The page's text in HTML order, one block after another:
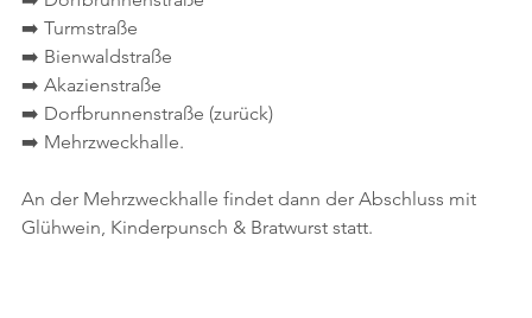
➡️ Turmstraße
➡️ Bienwaldstraße
➡️ Akazienstraße
➡️ Dorfbrunnenstraße (zurück)
➡️ Mehrzweckhalle.
An der Mehrzweckhalle findet dann der Abschluss mit
Glühwein, Kinderpunsch & Bratwurst statt.